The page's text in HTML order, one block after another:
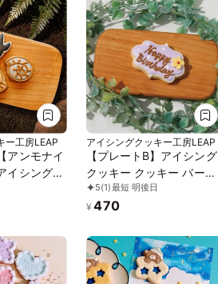
ー工房LEAP
アンモナイ
イシングク
デコレー
リジナル
アイシングクッキー工房LEAP
【プレートB】アイシング
クッキー クッキー バース
デープレート
HappyBirthday 誕生日 デ
ジナルケーキ かわいい お
菓子
5(1)最短 明後日
¥ 470